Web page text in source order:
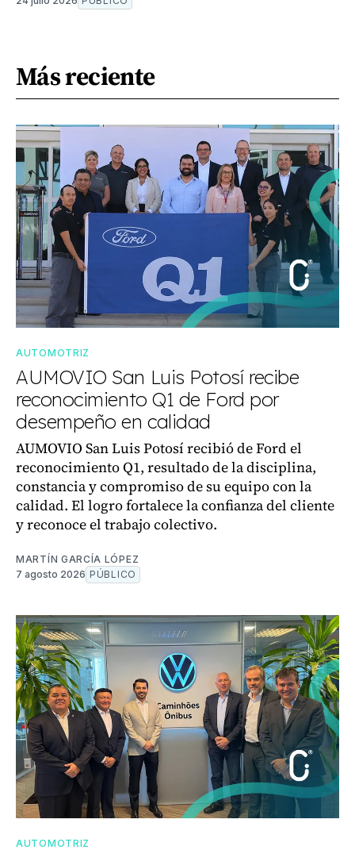
Más reciente
AUTOMOTRIZ
AUMOVIO San Luis Potosí recibe
reconocimiento Q1 de Ford por
desempeño en calidad
AUMOVIO San Luis Potosí recibió de Ford el
reconocimiento Q1, resultado de la disciplina,
constancia y compromiso de su equipo con la
calidad. El logro fortalece la confianza del cliente
y reconoce el trabajo colectivo.
MARTÍN GARCÍA LÓPEZ
7 agosto 2026 PÚBLICO
AUTOMOTRIZ